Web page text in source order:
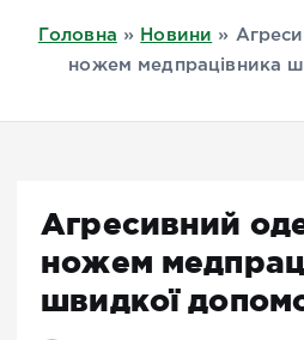
Головна » Новини »
ножем медпрацівника
Агресивний
ножем
швидкої